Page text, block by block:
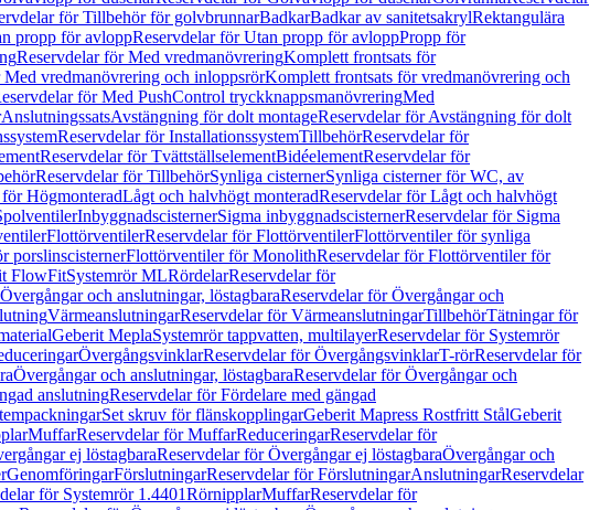
för Tillbehör för golvbrunnarBadkarBadkar av sanitetsakrylRektangulära
propp för avloppReservdelar för Utan propp för avloppPropp för
Reservdelar för Med vredmanövreringKomplett frontsats för
Med vredmanövrering och inloppsrörKomplett frontsats för vredmanövrering och
för Med PushControl tryckknappsmanövreringMed
AnslutningssatsAvstängning för dolt montageReservdelar för Avstängning för dolt
Reservdelar för InstallationssystemTillbehörReservdelar för
Reservdelar för TvättställselementBidéelementReservdelar för
Reservdelar för TillbehörSynliga cisternerSynliga cisterner för WC, av
HögmonteradLågt och halvhögt monteradReservdelar för Lågt och halvhögt
InbyggnadscisternerSigma inbyggnadscisternerReservdelar för Sigma
FlottörventilerReservdelar för FlottörventilerFlottörventiler för synliga
porslinscisternerFlottörventiler för MonolithReservdelar för Flottörventiler för
FlowFitSystemrör MLRördelarReservdelar för
Övergångar och anslutningar, löstagbaraReservdelar för Övergångar och
VärmeanslutningarReservdelar för VärmeanslutningarTillbehörTätningar för
Geberit MeplaSystemrör tappvatten, multilayerReservdelar för Systemrör
ÖvergångsvinklarReservdelar för ÖvergångsvinklarT-rörReservdelar för
Övergångar och anslutningar, löstagbaraReservdelar för Övergångar och
anslutningReservdelar för Fördelare med gängad
Set skruv för flänskopplingarGeberit Mapress Rostfritt StålGeberit
MuffarReservdelar för MuffarReduceringarReservdelar för
ej löstagbaraReservdelar för Övergångar ej löstagbaraÖvergångar och
GenomföringarFörslutningarReservdelar för FörslutningarAnslutningarReservdelar
för Systemrör 1.4401RörnipplarMuffarReservdelar för